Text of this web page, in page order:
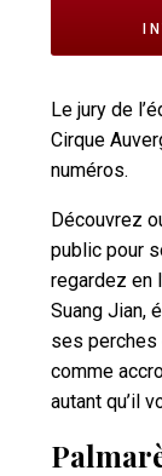
Le jury de
Cirque
numéros.
Découvrez
public pour
regardez en
Suang Jian,
ses perches
comme
autant qu’il